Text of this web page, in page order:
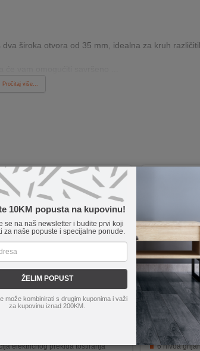
10KM popusta na kupovinu!
se na naš newsletter i budite prvi koji
za naše popuste i specijalne ponude.
ŽELIM POPUST
može kombinirati s drugim kuponima i važi
za kupovinu iznad 200KM.
široka otvora od 35 mm, idealna za kruh
Pročitaj više...
MT-RP2L09W
električnog prekida tostiranja
Zilan
Retro dizajn
2 otvora za
6 nivoa